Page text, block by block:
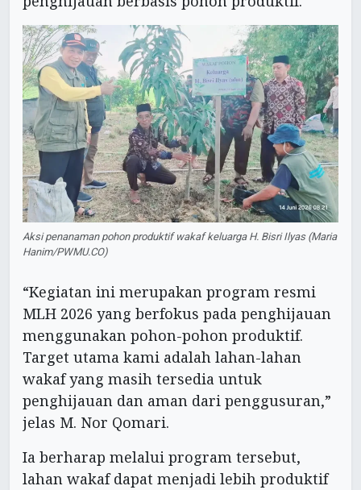
Aksi penanaman pohon produktif wakaf keluarga H. Bisri Ilyas (Maria
Hanim/PWMU.CO)
“Kegiatan ini merupakan program resmi
MLH 2026 yang berfokus pada penghijauan
menggunakan pohon-pohon produktif.
Target utama kami adalah lahan-lahan
wakaf yang masih tersedia untuk
penghijauan dan aman dari penggusuran,”
jelas M. Nor Qomari.
Ia berharap melalui program tersebut,
lahan wakaf dapat menjadi lebih produktif